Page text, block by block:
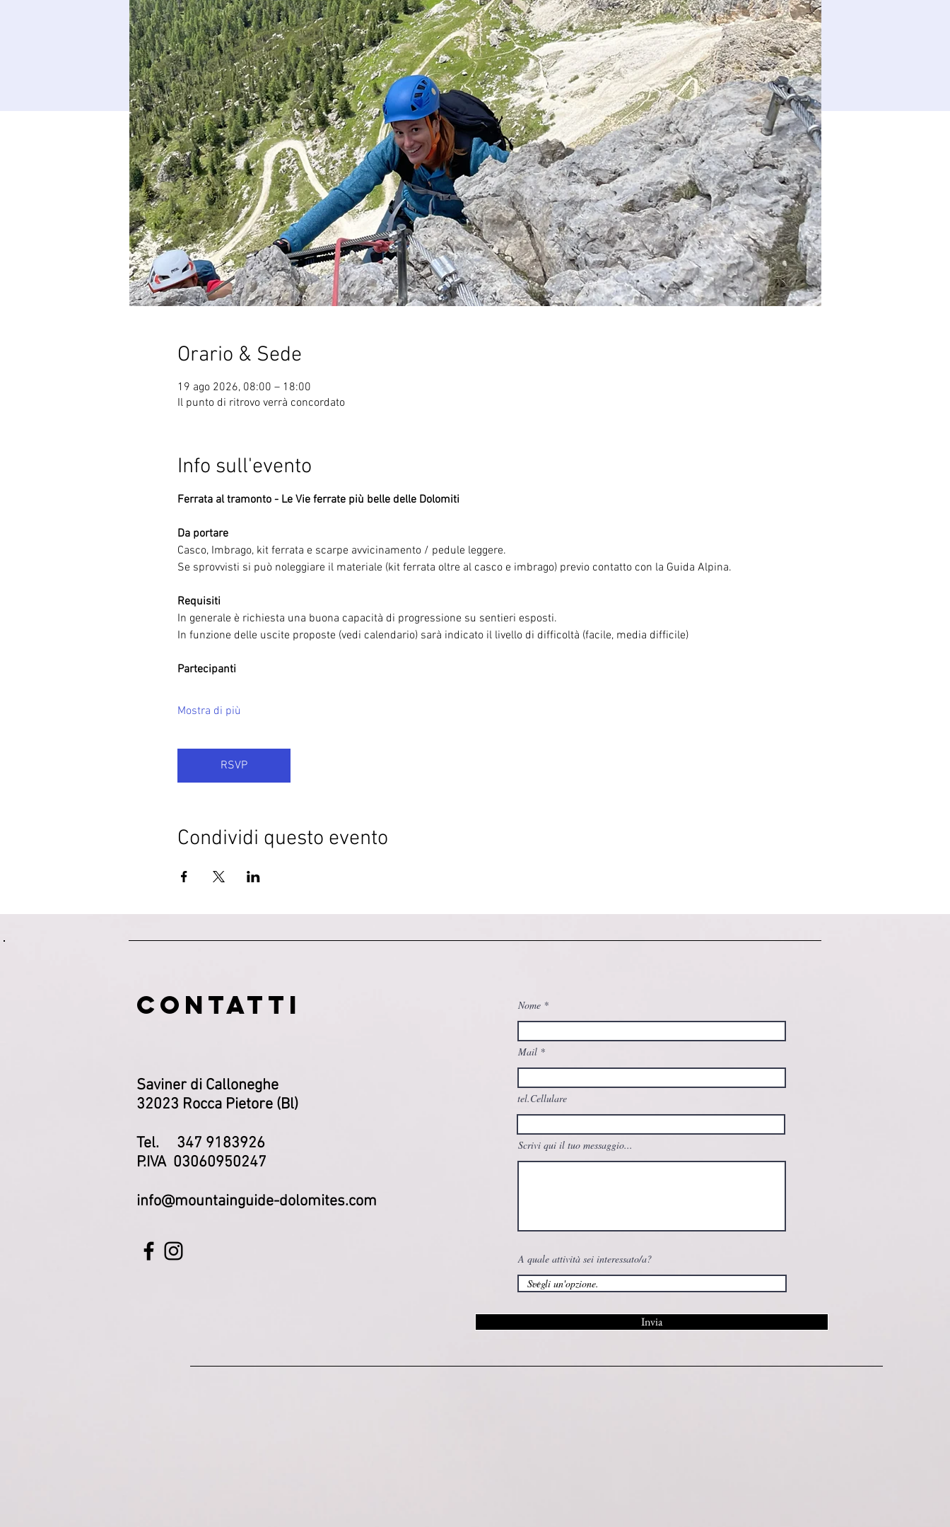
Orario & Sede
19 ago 2026, 08:00 – 18:00
Il punto di ritrovo verrà concordato
Info sull'evento
Ferrata al tramonto - Le Vie ferrate più belle delle Dolomiti
Da portare
Casco, Imbrago, kit ferrata e scarpe avvicinamento / pedule leggere.
Se sprovvisti si può noleggiare il materiale (kit ferrata oltre al casco e imbrago) previo contatto con la Guida Alpina.
Requisiti
In generale è richiesta una buona capacità di progressione su sentieri esposti.
In funzione delle uscite proposte (vedi calendario) sarà indicato il livello di difficoltà (facile, media difficile)
Partecipanti
Mostra di più
RSVP
Condividi questo evento
Saviner di Calloneghe
32023 Rocca Pietore (Bl)
Tel. 347 9183926
P.IVA 03060950247
info@mountainguide-dolomites.com
Nome
Mail
tel.Cellulare
Scrivi qui il tuo messaggio...
A quale attività sei interessato/a?
Invia
CONTATTI